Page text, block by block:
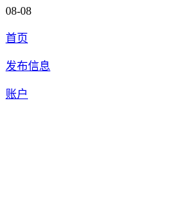
08-08
首页
发布信息
账户